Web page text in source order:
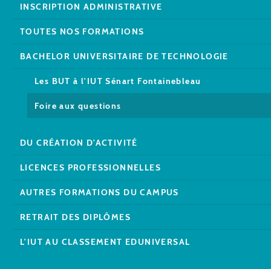
INSCRIPTION ADMINISTRATIVE
TOUTES NOS FORMATIONS
BACHELOR UNIVERSITAIRE DE TECHNOLOGIE
Les BUT à l'IUT Sénart Fontainebleau
Foire aux questions
DU CRÉATION D'ACTIVITÉ
LICENCES PROFESSIONNELLES
AUTRES FORMATIONS DU CAMPUS
RETRAIT DES DIPLÔMES
L'IUT AU CLASSEMENT EDUNIVERSAL